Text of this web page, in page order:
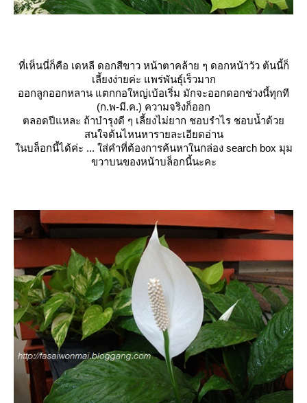
ที่เห็นนี่ก็คือ เดหลี ดอกสีขาว หน้าตาคล้าย ๆ ดอกหน้าวัว ต้นนี้ก็
เลี้ยงง่ายค่ะ แพร่พันธุ์เร็วมาก
ออกลูกออกหลาน แตกกอใหญ่เบ้อเริ่ม มักจะออกดอกช่วงนี้ทุกที
(ก.พ-มี.ค.) ความจริงก็ออก
ตลอดปีแหละ ถ้าบำรุงดี ๆ เลี้ยงไม่ยาก ชอบรำไร ชอบน้ำด้ว
สนใจต้นไหนหารายละเอียดอ่าน
นบล็อกนี้ได้ค่ะ ... ใส่คำที่ต้องการค้นหาในกล่อง search box มุม
ขวาบนของหน้าบล็อกนี้นะคะ